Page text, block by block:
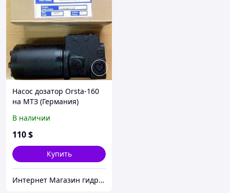
Насос дозатор Orsta-160
на МТЗ (Германия)
В наличии
110$
Купить
Интернет Магазин гидравлических узлов